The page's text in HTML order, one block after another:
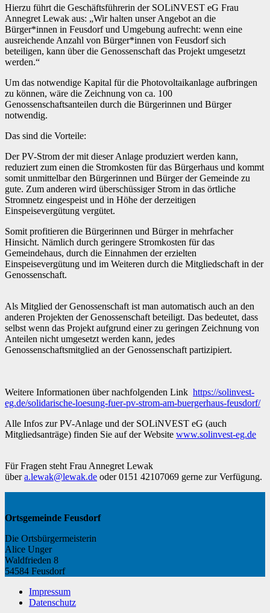
Hierzu führt die Geschäftsführerin der SOLiNVEST eG Frau
Annegret Lewak aus: „Wir halten unser Angebot an die
Bürger*innen in Feusdorf und Umgebung aufrecht: wenn eine
ausreichende Anzahl von Bürger*innen von Feusdorf sich
beteiligen, kann über die Genossenschaft das Projekt umgesetzt
werden.“
Um das notwendige Kapital für die Photovoltaikanlage aufbringen
zu können, wäre die Zeichnung von ca. 100
Genossenschaftsanteilen durch die Bürgerinnen und Bürger
notwendig.
Das sind die Vorteile:
Der PV-Strom der mit dieser Anlage produziert werden kann,
reduziert zum einen die Stromkosten für das Bürgerhaus und kommt
somit unmittelbar den Bürgerinnen und Bürger der Gemeinde zu
gute. Zum anderen wird überschüssiger Strom in das örtliche
Stromnetz eingespeist und in Höhe der derzeitigen
Einspeisevergütung vergütet.
Somit profitieren die Bürgerinnen und Bürger in mehrfacher
Hinsicht. Nämlich durch geringere Stromkosten für das
Gemeindehaus, durch die Einnahmen der erzielten
Einspeisevergütung und im Weiteren durch die Mitgliedschaft in der
Genossenschaft.
Als Mitglied der Genossenschaft ist man automatisch auch an den
anderen Projekten der Genossenschaft beteiligt. Das bedeutet, dass
selbst wenn das Projekt aufgrund einer zu geringen Zeichnung von
Anteilen nicht umgesetzt werden kann, jedes
Genossenschaftsmitglied an der Genossenschaft partizipiert.
Weitere Informationen über nachfolgenden Link https://solinvest-
eg.de/solidarische-loesung-fuer-pv-strom-am-buergerhaus-feusdorf/
Alle Infos zur PV-Anlage und der SOLiNVEST eG (auch
Mitgliedsanträge) finden Sie auf der Website www.solinvest-eg.de
Für Fragen steht Frau Annegret Lewak
übera.lewak@lewak.de oder 0151 42107069 gerne zur Verfügung.
Ortsgemeinde Feusdorf
Die Ortsbürgermeisterin
Alice Unger
Waldfrieden 8
54584 Feusdorf
Impressum
Datenschutz